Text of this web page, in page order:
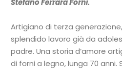
Stefano Ferrara Forni.
Artigiano di terza
splendido lavoro già da
padre. Una storia d’amore
di forni a legno, lunga 70